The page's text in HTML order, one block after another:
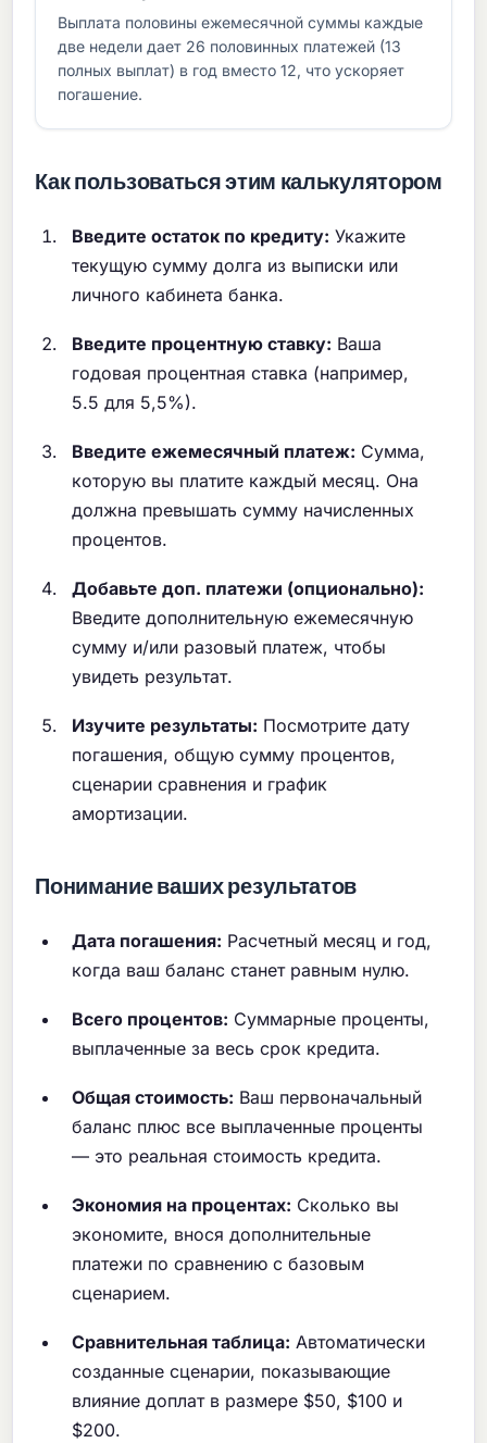
Выплата половины ежемесячной суммы каждые
две недели дает 26 половинных платежей (13
полных выплат) в год вместо 12, что ускоряет
погашение.
Как пользоваться этим калькулятором
Введите остаток по кредиту: Укажите
текущую сумму долга из выписки или
личного кабинета банка.
Введите процентную ставку: Ваша
годовая процентная ставка (например,
5.5 для 5,5%).
Введите ежемесячный платеж: Сумма,
которую вы платите каждый месяц. Она
должна превышать сумму начисленных
процентов.
Добавьте доп. платежи (опционально):
Введите дополнительную ежемесячную
сумму и/или разовый платеж, чтобы
увидеть результат.
Изучите результаты: Посмотрите дату
погашения, общую сумму процентов,
сценарии сравнения и график
амортизации.
Понимание ваших результатов
Дата погашения: Расчетный месяц и год,
когда ваш баланс станет равным нулю.
Всего процентов: Суммарные проценты,
выплаченные за весь срок кредита.
Общая стоимость: Ваш первоначальный
баланс плюс все выплаченные проценты
— это реальная стоимость кредита.
Экономия на процентах: Сколько вы
экономите, внося дополнительные
платежи по сравнению с базовым
сценарием.
Сравнительная таблица: Автоматически
созданные сценарии, показывающие
влияние доплат в размере $50, $100 и
$200.